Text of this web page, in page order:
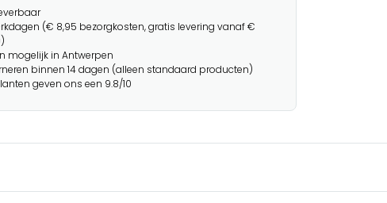
(€ 8,95 bezorgkosten, gratis levering vanaf €
mogelijk in Antwerpen
binnen 14 dagen (alleen standaard producten)
geven ons een 9.8/10